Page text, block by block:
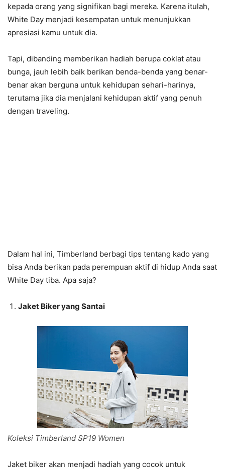
kepada orang yang signifikan bagi mereka. Karena itulah,
White Day menjadi kesempatan untuk menunjukkan
apresiasi kamu untuk dia.
Tapi, dibanding memberikan hadiah berupa coklat atau
bunga, jauh lebih baik berikan benda-benda yang benar-
benar akan berguna untuk kehidupan sehari-harinya,
terutama jika dia menjalani kehidupan aktif yang penuh
dengan traveling.
Dalam hal ini, Timberland berbagi tips tentang kado yang
bisa Anda berikan pada perempuan aktif di hidup Anda saat
White Day tiba. Apa saja?
Jaket Biker yang Santai
Koleksi Timberland SP19 Women
Jaket biker akan menjadi hadiah yang cocok untuk